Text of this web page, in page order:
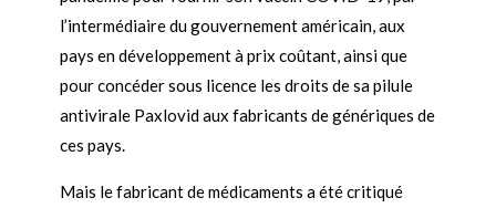
l’intermédiaire du gouvernement américain, aux
pays en développement à prix coûtant, ainsi que
pour concéder sous licence les droits de sa pilule
antivirale Paxlovid aux fabricants de génériques de
ces pays.
Mais le fabricant de médicaments a été critiqué